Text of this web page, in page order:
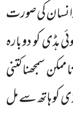
کی صورت
ہڈی کو دوبارہ
سمجھنا کتنی
کو ہاتھ سے مل